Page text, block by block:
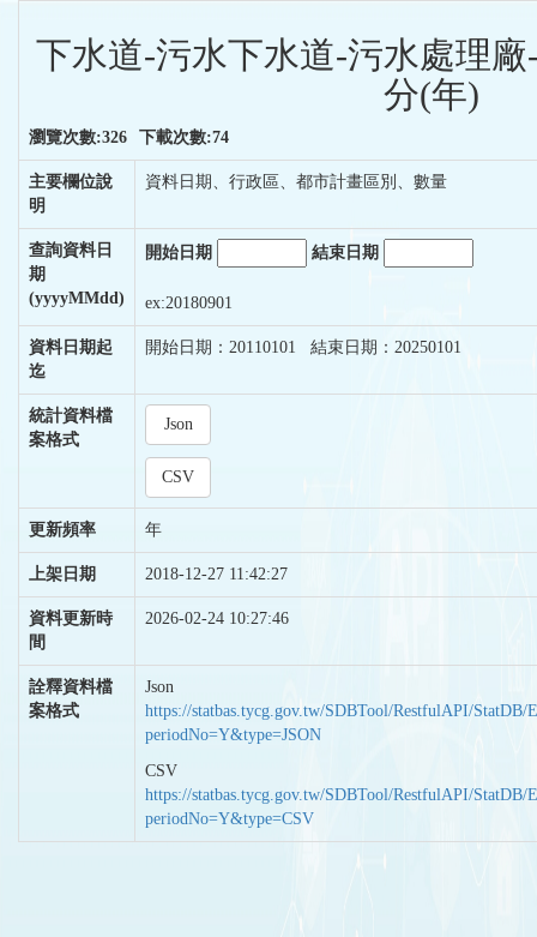
下水道-污水下水道-污水處理
分(年)
瀏覽次數:326 下載次數:74
主要欄位說
明
資料日期、行政區、都市計畫區別、數量
查詢資料日
期
(yyyyMMdd)
開始日期 結束日期
ex:20180901
資料日期起
迄
開始日期：20110101 結束日期：20250101
統計資料檔
案格式
Json
CSV
更新頻率 年
上架日期 2018-12-27 11:42:27
資料更新時
間
2026-02-24 10:27:46
詮釋資料檔
案格式
Json
https://statbas.tycg.gov.tw/SDBTool/RestfulAPI/StatDB/
periodNo=Y&type=JSON
CSV
https://statbas.tycg.gov.tw/SDBTool/RestfulAPI/StatDB/
periodNo=Y&type=CSV